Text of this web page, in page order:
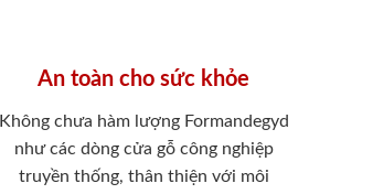
An toàn cho sức khỏe
Không chưa hàm lượng Formandegyd
như các dòng cửa gỗ công nghiệp
truyền thống, thân thiện với môi